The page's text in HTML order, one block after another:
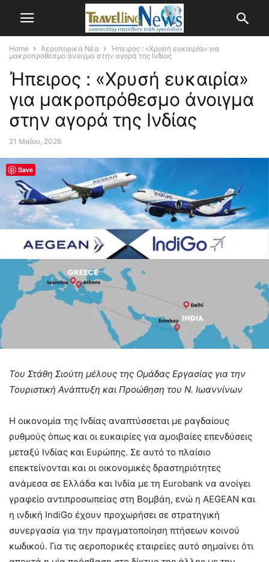
Home Αεροπορικά Νέα
Ήπειρος : «Χρυσή ευκαιρία» για
μακροπρόθεσμο άνοιγμα στην αγορά της Ινδίας
Ήπειρος : «Χρυσή ευκαιρία»
για μακροπρόθεσμο άνοιγμα
στην αγορά της Ινδίας
21 Μαΐου, 2026
Του Στάθη Σιούτη μέλους της Ομάδας Εργασίας για την
Τουριστική Ανάπτυξη και Προώθηση του Ν. Ιωαννίνων
Η οικονομία της Ινδίας αναπτύσσεται με ραγδαίους
ρυθμούς όπως και οι ευκαιρίες για αμοιβαίες επενδύσεις
μεταξύ Ινδίας και Ευρώπης. Σε αυτό το πλαίσιο
επεκτείνονται και οι οικονομικές δραστηριότητες
ανάμεσα σε Ελλάδα και Ινδία με τη Eurobank να ανοίγει
γραφείο αντιπροσωπείας στη Βομβάη, ενώ η AEGEAN και
η ινδική IndiGo έχουν προχωρήσει σε στρατηγική
συνεργασία για την πραγματοποίηση πτήσεων κοινού
κωδικού. Για τις αεροπορικές εταιρείες αυτό σημαίνει ότι
Save